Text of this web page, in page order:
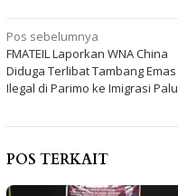
Navigasi
pos
Pos sebelumnya
FMATEIL Laporkan WNA China
Diduga Terlibat Tambang Emas
Ilegal di Parimo ke Imigrasi Palu
POS TERKAIT